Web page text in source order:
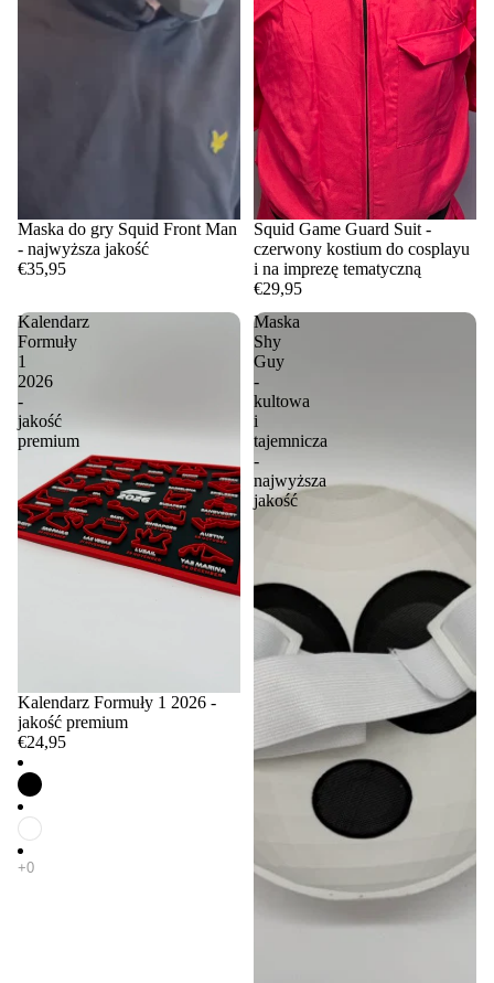
Maska do gry Squid Front Man
- najwyższa jakość
€35,95
Squid Game Guard Suit -
czerwony kostium do cosplayu
i na imprezę tematyczną
€29,95
Kalendarz
Formuły
1
2026
-
jakość
premium
Kalendarz Formuły 1 2026 -
jakość premium
€24,95
Maska
Shy
Guy
-
kultowa
i
tajemnicza
-
najwyższa
jakość